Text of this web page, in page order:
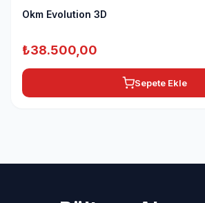
Okm Evolution 3D
₺38.500,00
Sepete Ekle